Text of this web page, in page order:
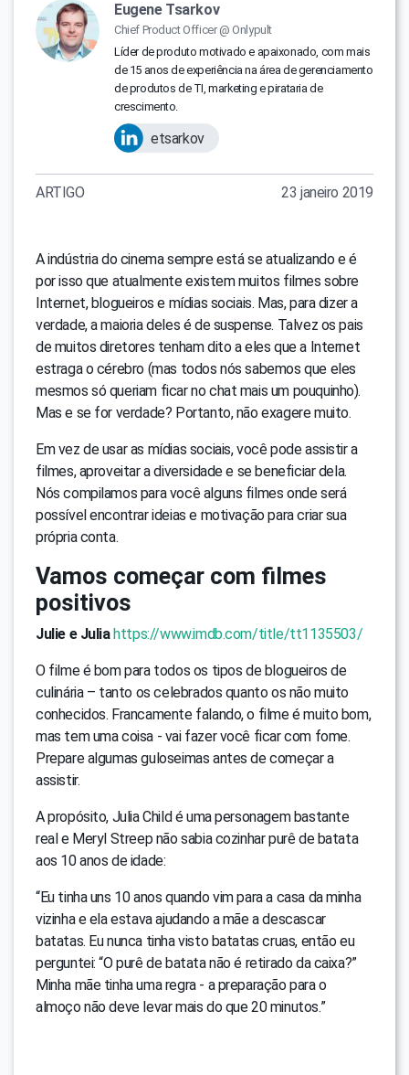
Eugene Tsarkov
Chief Product Officer @ Onlypult
Líder de produto motivado e apaixonado, com mais
de 15 anos de experiência na área de gerenciamento
de produtos de TI, marketing e pirataria de
crescimento.
etsarkov
ARTIGO 23 janeiro 2019
A indústria do cinema sempre está se atualizando e é
por isso que atualmente existem muitos filmes sobre
Internet, blogueiros e mídias sociais. Mas, para dizer a
verdade, a maioria deles é de suspense. Talvez os pais
de muitos diretores tenham dito a eles que a Internet
estraga o cérebro (mas todos nós sabemos que eles
mesmos só queriam ficar no chat mais um pouquinho).
Mas e se for verdade? Portanto, não exagere muito.
Em vez de usar as mídias sociais, você pode assistir a
filmes, aproveitar a diversidade e se beneficiar dela.
Nós compilamos para você alguns filmes onde será
possível encontrar ideias e motivação para criar sua
própria conta.
Vamos começar com filmes
positivos
Julie e Juliahttps://www.imdb.com/title/tt1135503/
O filme é bom para todos os tipos de blogueiros de
culinária – tanto os celebrados quanto os não muito
conhecidos. Francamente falando, o filme é muito bom,
mas tem uma coisa - vai fazer você ficar com fome.
Prepare algumas guloseimas antes de começar a
assistir.
A propósito, Julia Child é uma personagem bastante
real e Meryl Streep não sabia cozinhar purê de batata
aos 10 anos de idade:
“Eu tinha uns 10 anos quando vim para a casa da minha
vizinha e ela estava ajudando a mãe a descascar
batatas. Eu nunca tinha visto batatas cruas, então eu
perguntei: “O purê de batata não é retirado da caixa?”
Minha mãe tinha uma regra - a preparação para o
almoço não deve levar mais do que 20 minutos.”